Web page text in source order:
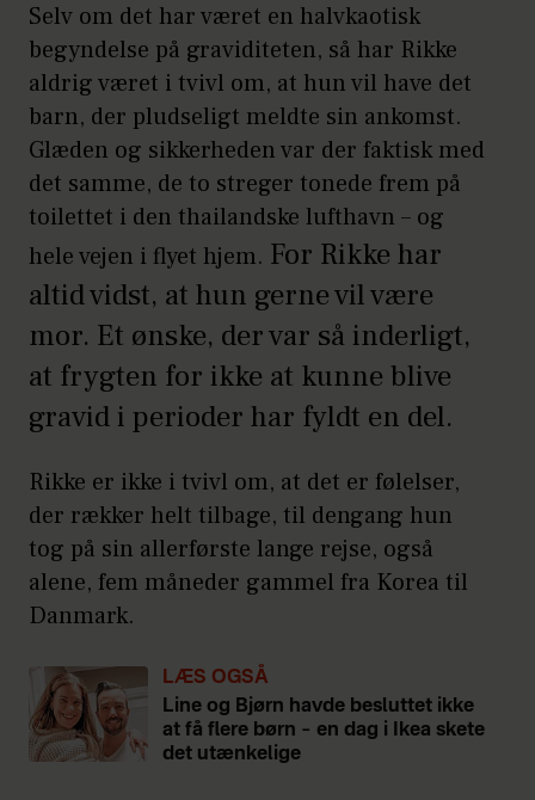
Selv om det har været en halvkaotisk
begyndelse på graviditeten, så har Rikke
aldrig været i tvivl om, at hun vil have det
barn, der pludseligt meldte sin ankomst.
Glæden og sikkerheden var der faktisk med
det samme, de to streger tonede frem på
toilettet i den thailandske lufthavn – og
hele vejen i flyet hjem. For Rikke har
altid vidst, at hun gerne vil være
mor. Et ønske, der var så inderligt,
at frygten for ikke at kunne blive
gravid i perioder har fyldt en del.
Rikke er ikke i tvivl om, at det er følelser,
der rækker helt tilbage, til dengang hun
tog på sin allerførste lange rejse, også
alene, fem måneder gammel fra Korea til
Danmark.
LÆS OGSÅ
Line og Bjørn havde besluttet ikke
at få flere børn – en dag i Ikea skete
det utænkelige